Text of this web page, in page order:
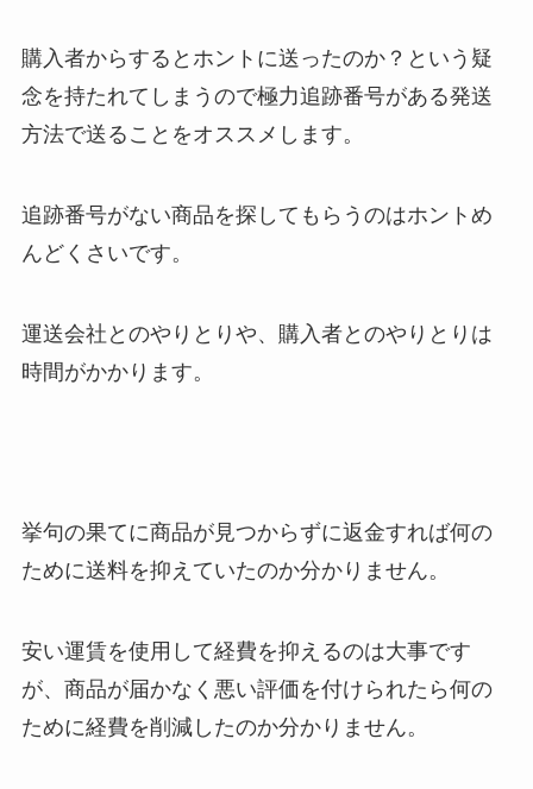
購入者からするとホントに送ったのか？という疑
念を持たれてしまうので極力追跡番号がある発送
方法で送ることをオススメします。
追跡番号がない商品を探してもらうのはホントめ
んどくさいです。
運送会社とのやりとりや、購入者とのやりとりは
時間がかかります。
挙句の果てに商品が見つからずに返金すれば何の
ために送料を抑えていたのか分かりません。
安い運賃を使用して経費を抑えるのは大事です
が、商品が届かなく悪い評価を付けられたら何の
ために経費を削減したのか分かりません。